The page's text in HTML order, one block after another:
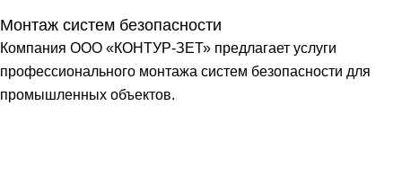
Монтаж систем безопасности
Компания ООО «КОНТУР-ЗЕТ» предлагает услуги
профессионального монтажа систем безопасности для
промышленных объектов.